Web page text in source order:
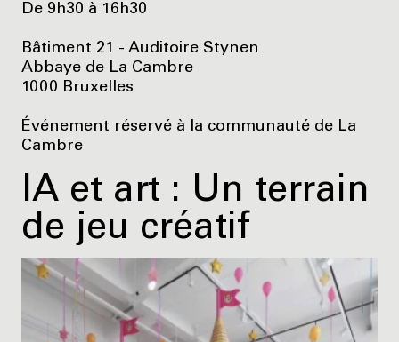
De 9h30 à 16h30
Bâtiment 21 - Auditoire Stynen
Abbaye de La Cambre
1000 Bruxelles
Événement réservé à la communauté de La
Cambre
IA et art : Un terrain
de jeu créatif